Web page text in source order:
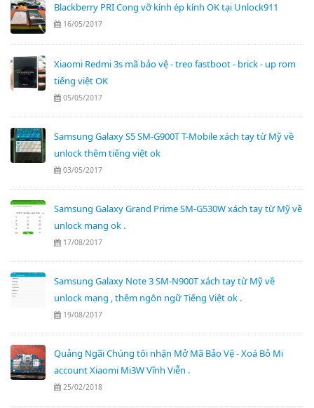
Blackberry PRI Cong vỡ kính ép kính OK tại Unlock911
16/05/2017
Xiaomi Redmi 3s mã bảo vệ - treo fastboot - brick - up rom
tiếng việt OK
05/05/2017
Samsung Galaxy S5 SM-G900T T-Mobile xách tay từ Mỹ về
unlock thêm tiếng việt ok
03/05/2017
Samsung Galaxy Grand Prime SM-G530W xách tay từ Mỹ về
unlock mạng ok .
17/08/2017
Samsung Galaxy Note 3 SM-N900T xách tay từ Mỹ về
unlock mạng , thêm ngôn ngữ Tiếng Việt ok .
19/08/2017
Quảng Ngãi Chúng tôi nhận Mở Mã Bảo Vệ - Xoá Bỏ Mi
account Xiaomi Mi3W Vĩnh Viễn .
25/02/2018